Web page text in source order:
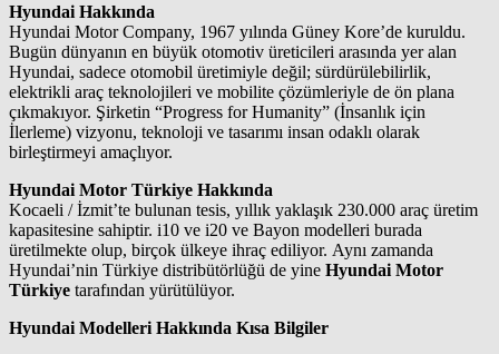
Hyundai Hakkında
Hyundai Motor Company, 1967 yılında Güney Kore’de kuruldu.
Bugün dünyanın en büyük otomotiv üreticileri arasında yer alan
Hyundai, sadece otomobil üretimiyle değil; sürdürülebilirlik,
elektrikli araç teknolojileri ve mobilite çözümleriyle de ön plana
çıkmakıyor. Şirketin “Progress for Humanity” (İnsanlık için
İlerleme) vizyonu, teknoloji ve tasarımı insan odaklı olarak
birleştirmeyi amaçlıyor.
Hyundai Motor Türkiye Hakkında
Kocaeli / İzmit’te bulunan tesis, yıllık yaklaşık 230.000 araç üretim
kapasitesine sahiptir. i10 ve i20 ve Bayon modelleri burada
üretilmekte olup, birçok ülkeye ihraç ediliyor. Aynı zamanda
Hyundai’nin Türkiye distribütörlüğü de yine Hyundai Motor
Türkiye tarafından yürütülüyor.
Hyundai Modelleri Hakkında Kısa Bilgiler